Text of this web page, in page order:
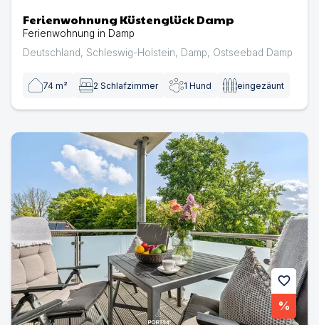
Ferienwohnung Küstenglück Damp
Ferienwohnung in Damp
Deutschland, Schleswig-Holstein, Damp, Ostseebad Damp
74 m² 2 Schlafzimmer 1 Hund eingezäunt
favorite
%
Ferienwohnung Ostseeglück Damp | Ferienwohnung in